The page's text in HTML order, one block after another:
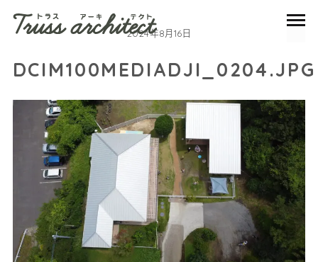
2024年8月16日
DCIM100MEDIADJI_0204.JPG